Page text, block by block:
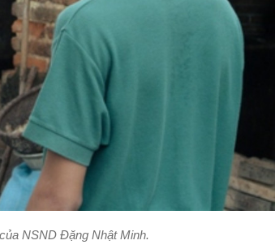
NSND Đặng Nhật Minh.